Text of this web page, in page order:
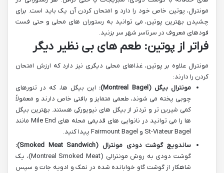
مونترال، پوتین خاص خود را دارد و امتحان کردن آن یک باید است. برای
چشیدن بهترین پوتین، می توانید به رستوران های محلی و حتی فست
فودهای معروف در سرتاسر شهر سر بزنید.
فراتر از پوتین: طعم های بی نظیر دیگر
مونترال علاوه بر پوتین، غذاهای محلی دیگری نیز دارد که ارزش امتحان
کردن را دارند:
مونترال بیگل (Montreal Bagel):
این بیگل ها، که در تنورهای
چوبی پخته می شوند، طعمی متمایز و بافتی خاص دارند و معمولاً
کمی شیرین تر و تردتر از بیگل های نیویورکی هستند. بهترین بیگل
ها را می توانید در نانوایی های قدیمی محله های Mile End مانند
St-Viateur Bagel و Fairmount Bagel پیدا کنید.
ساندویچ گوشت دودی مونترال (Smoked Meat Sandwich):
گوشت دودی به روش مونترالی (Montreal Smoked Meat)، یک
شاهکار از گوشت گاو خوابانده شده در نمک و ادویه جات و سپس